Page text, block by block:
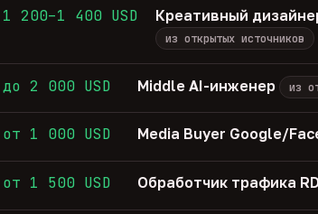
Разбор:нейронка разбирает сырец каждые
без предоплат и взносов, без
протухшее удаляется
ATS-площадок · вакансии
1 200–1 400 USD Креативный
из открытых источников
до 2 000 USD Middle AI-инженер из
от 1 000 USD Media Buyer Google/
от 1 500 USD Обработчик трафика